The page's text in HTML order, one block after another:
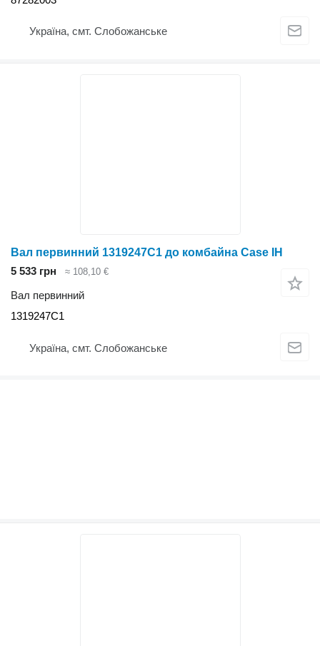
Україна, смт. Слобожанське
Вал первинний 1319247C1 до комбайна Case IH
5 533 грн
≈ 108,10 €
Вал первинний
1319247C1
Україна, смт. Слобожанське